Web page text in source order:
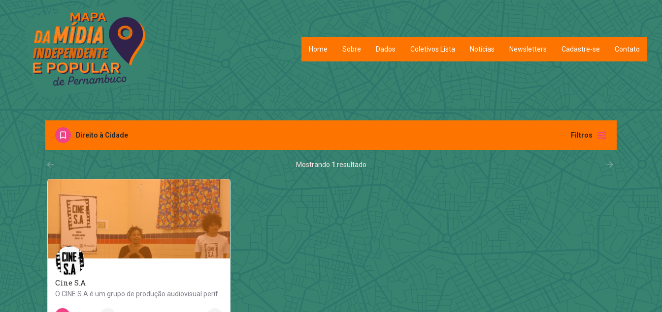
Home Sobre Dados Coletivos Lista Notícias Newsletters Cadastre-se Contato
Direito à Cidade Filtros
Mostrando 1 resultado
Cine S.A
Rua Tupiniquins